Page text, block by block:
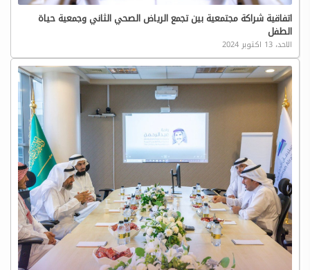
اتفاقية شراكة مجتمعية بين تجمع الرياض الصحي الثاني وجمعية حياة
الطفل
الاحد، 13 اكتوبر 2024